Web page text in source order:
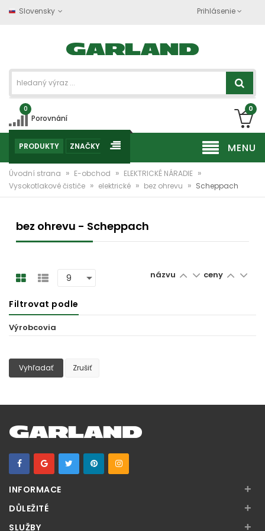
Slovensky Prihlásenie
0
Porovnání
0
MENU
PRODUKTY ZNAČKY
Úvodní strana » E-obchod » ELEKTRICKÉ NÁRADIE »
Vysokotlakové čističe » elektrické » bez ohrevu » Scheppach
bez ohrevu - Scheppach
názvu ceny
Filtrovat podle
Výrobcovia
Vyhľadať Zrušiť
INFORMACE +
DŮLEŽITÉ +
SLUŽBY +